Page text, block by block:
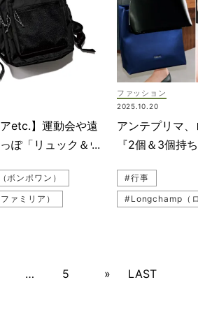
#トートバッグ
トン）
ァジック）
クセ
#ヘアアクセ
リー
デ
#ミニマル
#ブレスレット
#レザー
#ト
#ベルト
etc.】運動会や遠
ぽ「リュック＆ウ
ンポワン）
ァミリア）
親子リンク）
ファッション
2025.10.20
アンテプリマ
『2個＆3個持
#行事
#Longchamp（ロ
#トートバッグ
… 5 » LAST